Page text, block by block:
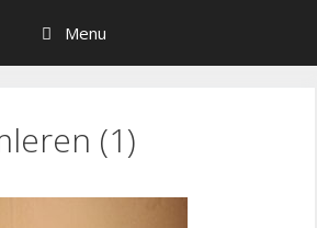
Menu
(1)